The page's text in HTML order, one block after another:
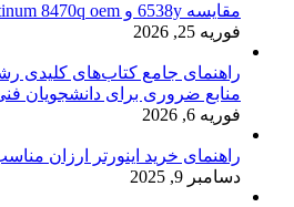
مقایسه 6538y و intel xeon platinum 8470q oem
فوریه 25, 2026
راهنمای جامع کتاب‌های کلیدی
منابع ضروری برای دانشجویان
فوریه 6, 2026
راهنمای خرید اینورتر ارزان
دسامبر 9, 2025